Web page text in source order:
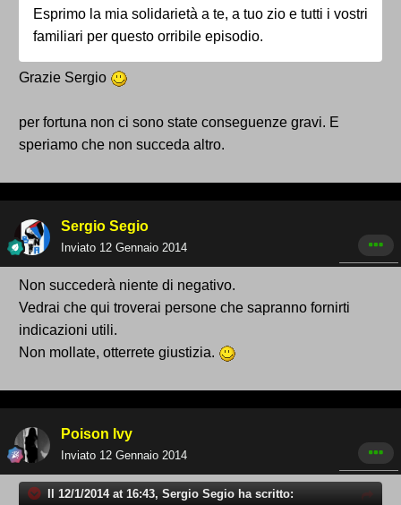
Esprimo la mia solidarietà a te, a tuo zio e tutti i vostri
familiari per questo orribile episodio.
Grazie Sergio
per fortuna non ci sono state conseguenze gravi. E
speriamo che non succeda altro.
Sergio Segio
Inviato 12 Gennaio 2014
Non succederà niente di negativo.
Vedrai che qui troverai persone che sapranno fornirti
indicazioni utili.
Non mollate, otterrete giustizia.
Poison Ivy
Inviato 12 Gennaio 2014
Il 12/1/2014 at 16:43, Sergio Segio ha scritto: